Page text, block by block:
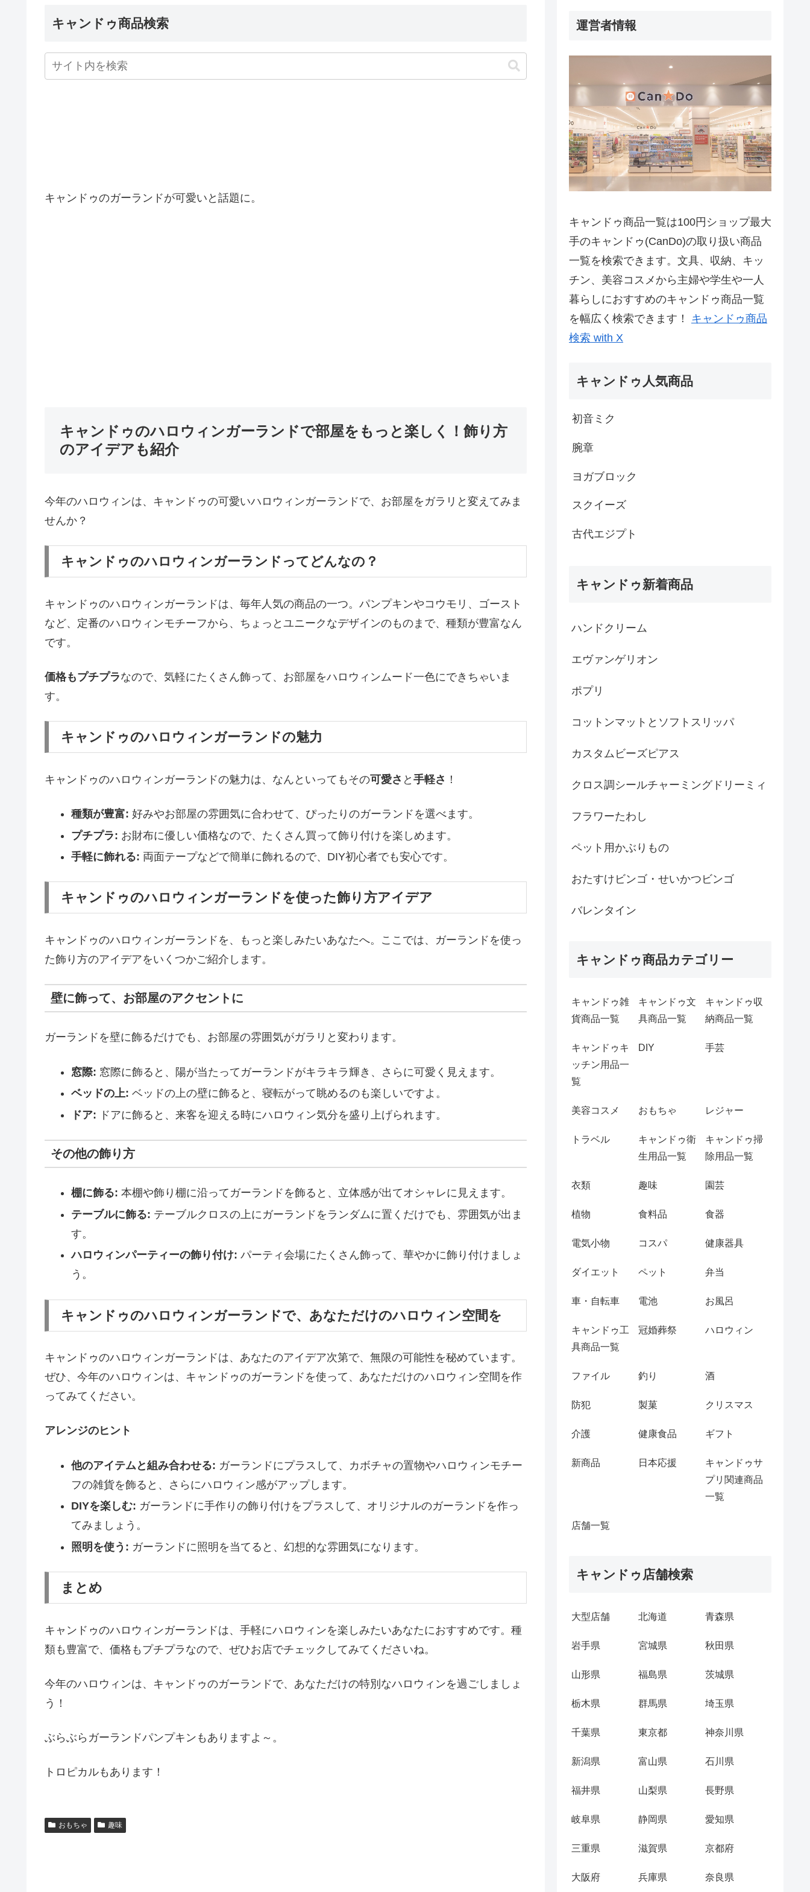
キャンドゥ商品検索
キャンドゥのガーランドが可愛いと話題に。
キャンドゥのハロウィンガーランドで部屋をもっと楽しく！飾り方
のアイデアも紹介
今年のハロウィンは、キャンドゥの可愛いハロウィンガーランドで、お部屋をガラリと変えてみま
せんか？
キャンドゥのハロウィンガーランドってどんなの？
キャンドゥのハロウィンガーランドは、毎年人気の商品の一つ。パンプキンやコウモリ、ゴースト
など、定番のハロウィンモチーフから、ちょっとユニークなデザインのものまで、種類が豊富なん
です。
価格もプチプラなので、気軽にたくさん飾って、お部屋をハロウィンムード一色にできちゃいま
す。
キャンドゥのハロウィンガーランドの魅力
キャンドゥのハロウィンガーランドの魅力は、なんといってもその可愛さ と 手軽さ ！
種類が豊富: 好みやお部屋の雰囲気に合わせて、ぴったりのガーランドを選べます。
プチプラ: お財布に優しい価格なので、たくさん買って飾り付けを楽しめます。
手軽に飾れる: 両面テープなどで簡単に飾れるので、DIY初心者でも安心です。
キャンドゥのハロウィンガーランドを使った飾り方アイデア
キャンドゥのハロウィンガーランドを、もっと楽しみたいあなたへ。ここでは、ガーランドを使っ
た飾り方のアイデアをいくつかご紹介します。
壁に飾って、お部屋のアクセントに
ガーランドを壁に飾るだけでも、お部屋の雰囲気がガラリと変わります。
窓際: 窓際に飾ると、陽が当たってガーランドがキラキラ輝き、さらに可愛く見えます。
ベッドの上: ベッドの上の壁に飾ると、寝転がって眺めるのも楽しいですよ。
ドア: ドアに飾ると、来客を迎える時にハロウィン気分を盛り上げられます。
その他の飾り方
棚に飾る: 本棚や飾り棚に沿ってガーランドを飾ると、立体感が出てオシャレに見えます。
テーブルに飾る: テーブルクロスの上にガーランドをランダムに置くだけでも、雰囲気が出ま
す。
ハロウィンパーティーの飾り付け: パーティ会場にたくさん飾って、華やかに飾り付けましょ
う。
キャンドゥのハロウィンガーランドで、あなただけのハロウィン空間を
キャンドゥのハロウィンガーランドは、あなたのアイデア次第で、無限の可能性を秘めています。
ぜひ、今年のハロウィンは、キャンドゥのガーランドを使って、あなただけのハロウィン空間を作
ってみてください。
アレンジのヒント
他のアイテムと組み合わせる: ガーランドにプラスして、カボチャの置物やハロウィンモチー
フの雑貨を飾ると、さらにハロウィン感がアップします。
DIYを楽しむ: ガーランドに手作りの飾り付けをプラスして、オリジナルのガーランドを作っ
てみましょう。
照明を使う: ガーランドに照明を当てると、幻想的な雰囲気になります。
まとめ
キャンドゥのハロウィンガーランドは、手軽にハロウィンを楽しみたいあなたにおすすめです。種
類も豊富で、価格もプチプラなので、ぜひお店でチェックしてみてくださいね。
今年のハロウィンは、キャンドゥのガーランドで、あなただけの特別なハロウィンを過ごしましょ
う！
ぶらぶらガーランドパンプキンもありますよ～。
トロピカルもあります！
おもちゃ 趣味
運営者情報
キャンドゥ商品一覧は100円ショップ最大
手のキャンドゥ(CanDo)の取り扱い商品
一覧を検索できます。文具、収納、キッ
チン、美容コスメから主婦や学生や一人
暮らしにおすすめのキャンドゥ商品一覧
を幅広く検索できます！ キャンドゥ商品
検索 with X
キャンドゥ人気商品
初音ミク
腕章
ヨガブロック
スクイーズ
古代エジプト
キャンドゥ新着商品
ハンドクリーム
エヴァンゲリオン
ポプリ
コットンマットとソフトスリッパ
カスタムビーズピアス
クロス調シールチャーミングドリーミィ
フラワーたわし
ペット用かぶりもの
おたすけビンゴ・せいかつビンゴ
バレンタイン
キャンドゥ商品カテゴリー
キャンドゥ雑
貨商品一覧
キャンドゥ文
具商品一覧
キャンドゥ収
納商品一覧
キャンドゥキ
ッチン用品一
覧
DIY 手芸
美容コスメ おもちゃ レジャー
トラベル
キャンドゥ衛
生用品一覧
キャンドゥ掃
除用品一覧
衣類 趣味 園芸
植物 食料品 食器
電気小物 コスパ 健康器具
ダイエット ペット 弁当
車・自転車 電池 お風呂
キャンドゥ工
具商品一覧
冠婚葬祭 ハロウィン
ファイル 釣り 酒
防犯 製菓 クリスマス
介護 健康食品 ギフト
新商品 日本応援
キャンドゥサ
プリ関連商品
一覧
店舗一覧
キャンドゥ店舗検索
大型店舗 北海道 青森県
岩手県 宮城県 秋田県
山形県 福島県 茨城県
栃木県 群馬県 埼玉県
千葉県 東京都 神奈川県
新潟県 富山県 石川県
福井県 山梨県 長野県
岐阜県 静岡県 愛知県
三重県 滋賀県 京都府
大阪府 兵庫県 奈良県